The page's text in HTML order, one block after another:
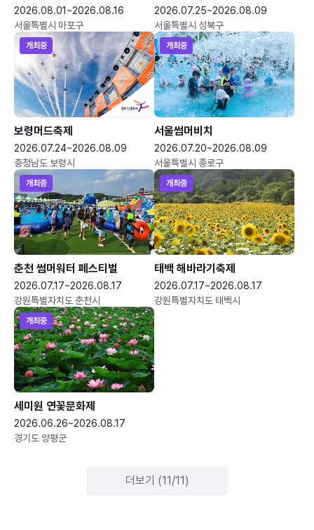
2026.08.01~2026.08.16
서울특별시 마포구
2026.07.25~2026.08.09
서울특별시 성북구
개최중
보령머드축제
2026.07.24~2026.08.09
충청남도 보령시
개최중
서울썸머비치
2026.07.20~2026.08.09
서울특별시 종로구
개최중
춘천 썸머워터 페스티벌
2026.07.17~2026.08.17
강원특별자치도 춘천시
개최중
태백 해바라기축제
2026.07.17~2026.08.17
강원특별자치도 태백시
개최중
세미원 연꽃문화제
2026.06.26~2026.08.17
경기도 양평군
더보기 (11/11)